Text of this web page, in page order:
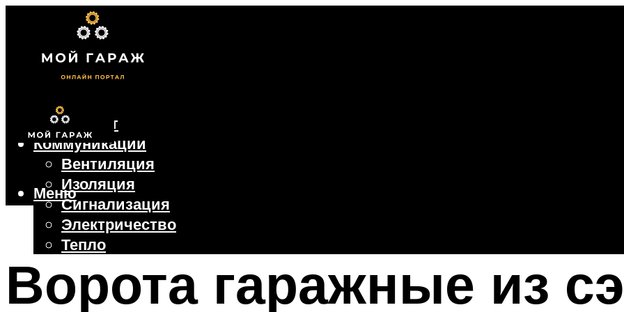
Фундамент
Коммуникации
Вентиляция
Изоляция
Сигнализация
Электричество
Тепло
Крыша
Ворота
Меню
Ворота гаражные из